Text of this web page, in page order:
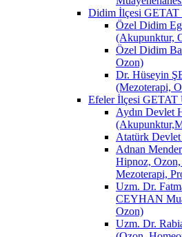
Didim İlçesi GETAT
Özel Didim
(Akupunktur,
Özel Didim
Ozon)
Dr. Hüseyin
(Mezoterapi,
Efeler İlçesi GETAT
Aydın Devlet
Atatürk Devlet
Adnan
Hipnoz,
Mezoterapi,
Uzm. Dr.
CEYHAN
Ozon)
Uzm. Dr.